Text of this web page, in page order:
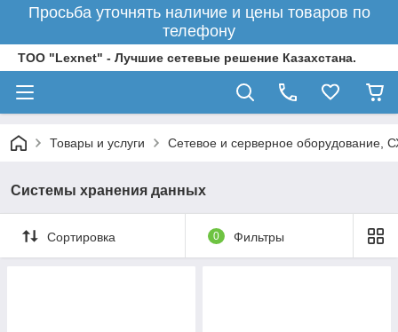
Просьба уточнять наличие и цены товаров по
телефону
ТОО "Lexnet" - Лучшие сетевые решение Казахстана.
Товары и услуги Сетевое и серверное оборудование,
Системы хранения данных
Сортировка 0 Фильтры